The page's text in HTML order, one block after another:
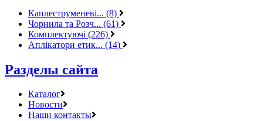
Каплеструменеві... (8)
Чорнила та Розч... (61)
Комплектуючі (226)
Аплікатори етик... (14)
Разделы сайта
Каталог
Новости
Наши контакты